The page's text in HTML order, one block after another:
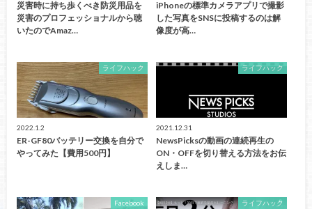
災害時に持ち歩くべき防災用品を
災害のプロフェッショナルから聴
いたのでAmaz…
iPhoneの標準カメラアプリで撮影
した写真をSNSに投稿するのは解
像度が高…
ライフハック
2022.1.2
ER-GF80バッテリー交換を自分で
やってみた【費用500円】
ライフハック
2021.12.31
NewsPicksの動画の連続再生の
ON・OFFを切り替える方法をお伝
えしま…
Facebook ライフハック